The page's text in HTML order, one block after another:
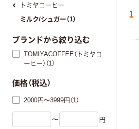
1
トミヤコーヒー
ミルク/シュガー（1）
ブランドから絞り込む
TOMIYACOFFEE（トミヤコ
ーヒー）（1）
価格（税込）
2000円～3999円（1）
〜 円